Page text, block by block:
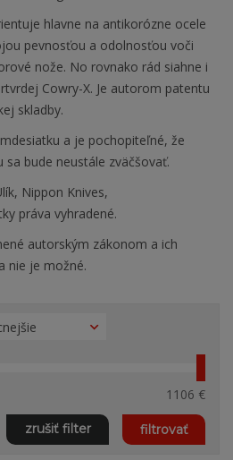
hlavne na antikorózne ocele
pevnosťou a odolnosťou voči
nože. No rovnako rád siahne i
Cowry-X. Je autorom patentu
skladby.
a je pochopiteľné, že
bude neustále zväčšovať.
Nippon Knives,
práva vyhradené.
autorským zákonom a ich
nie je možné.
1106 €
filtrovať
zrušiť filter